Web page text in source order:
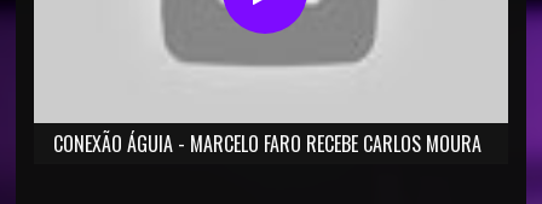
CONEXÃO ÁGUIA - MARCELO FARO RECEBE CARLOS MOURA